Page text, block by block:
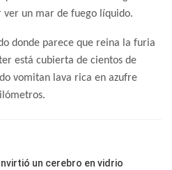
ver un mar de fuego líquido.
donde parece que reina la furia
está cubierta de cientos de
vomitan lava rica en azufre
un cerebro en vidrio